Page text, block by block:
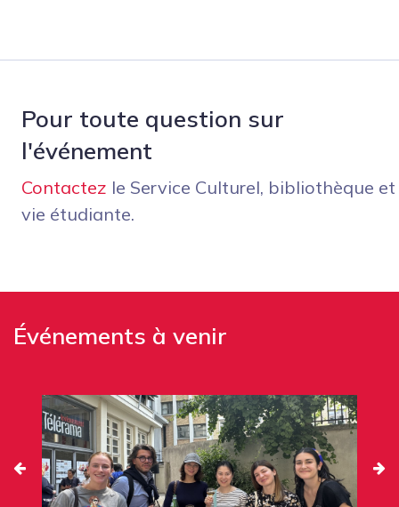
Pour toute question sur
l'événement
Contactez le Service Culturel, bibliothèque et
vie étudiante.
Événements à venir